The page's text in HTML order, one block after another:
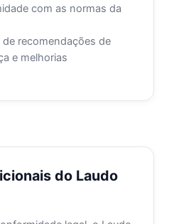
com as normas da
de recomendações de
e melhorias
do Laudo